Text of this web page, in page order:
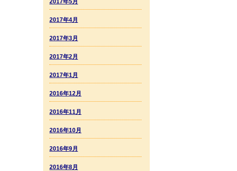
2017年5月
2017年4月
2017年3月
2017年2月
2017年1月
2016年12月
2016年11月
2016年10月
2016年9月
2016年8月